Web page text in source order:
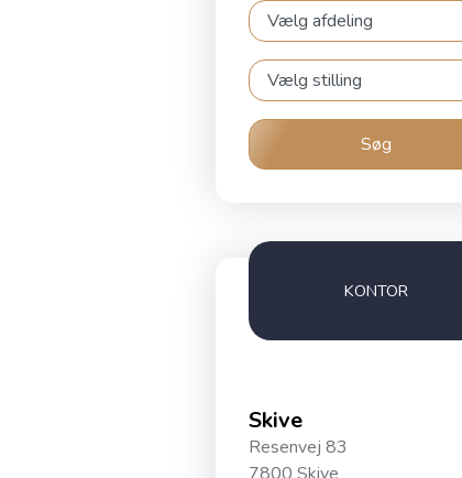
Søg
KONTOR
Skive
Resenvej 83